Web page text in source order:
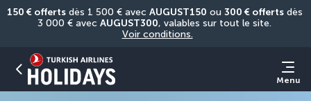
150 € offerts dès 1 500 € avec AUGUST150 ou 300 € offerts dès
3 000 € avec AUGUST300
Voir conditions.
Menu